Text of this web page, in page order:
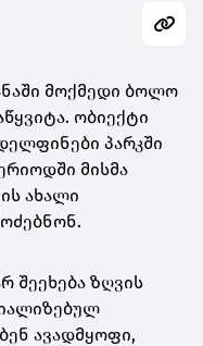
მოქმედი ბოლო
ობიექტი
პარკში
მისმა
ახალი
შეეხება ზღვის
ავადმყოფი,